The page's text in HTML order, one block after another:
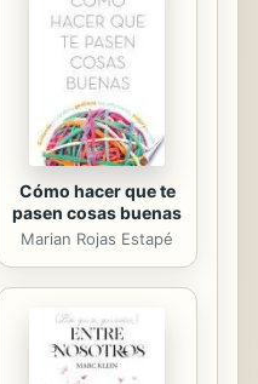
Cómo hacer que te
pasen cosas buenas
Marian Rojas Estapé